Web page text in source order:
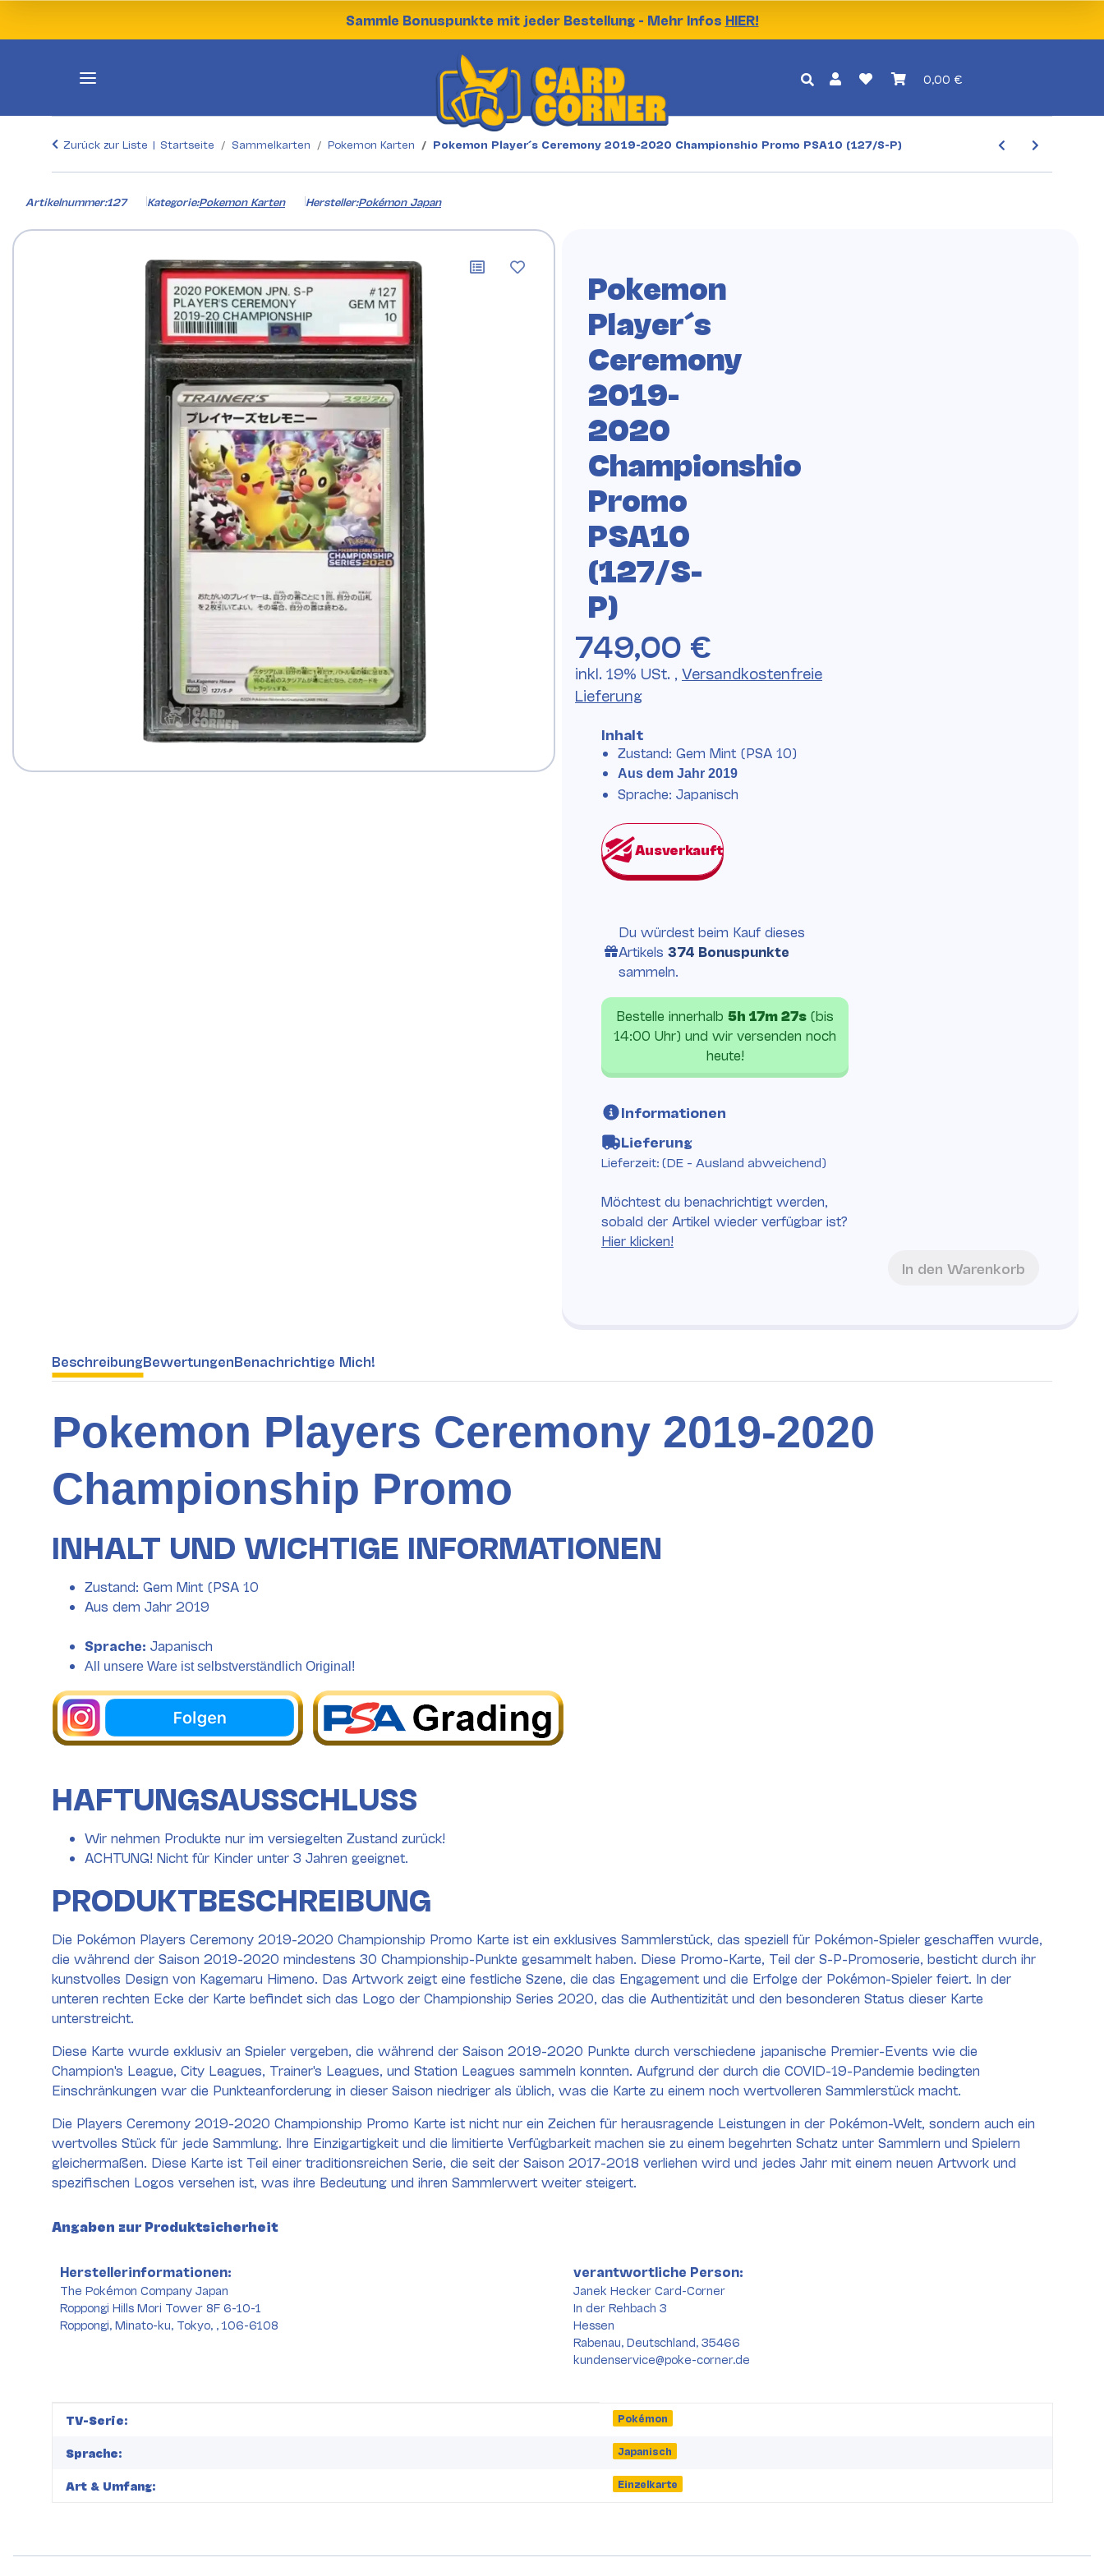
Sammle Bonuspunkte mit jeder Bestellung - Mehr Infos HIER!
0,00 €
Zurück zur Liste Startseite Sammelkarten Pokemon Karten Pokemon Player´s Ceremony 2019-2020 Championshio Promo PSA10 (127/S-P)
Artikelnummer:127 Kategorie:Pokemon Karten Hersteller:Pokémon Japan
Pokemon
Player´s
Ceremony
2019-
2020
Championshio
Promo
PSA10
(127/S-
P)
749,00 €
inkl. 19% USt. , Versandkostenfreie
Lieferung
Inhalt
Zustand: Gem Mint (PSA 10)
Aus dem Jahr 2019
Sprache: Japanisch
Möchtest du benachrichtigt werden,
sobald der Artikel wieder verfügbar ist?
Hier klicken!
In den Warenkorb
Bestelle innerhalb 5h 17m 26s (bis
14:00 Uhr) und wir versenden noch
heute!
Informationen
Lieferung
Lieferzeit: (DE - Ausland abweichend)
Du würdest beim Kauf dieses
Artikels 374 Bonuspunkte
sammeln.
weitere Registerkarten anzeigen
BeschreibungBewertungenBenachrichtige Mich!
Pokemon Players Ceremony 2019-2020
Championship Promo
INHALT UND WICHTIGE INFORMATIONEN
Zustand: Gem Mint (PSA 10
Aus dem Jahr 2019
Sprache: Japanisch
All unsere Ware ist selbstverständlich Original!
HAFTUNGSAUSSCHLUSS
Wir nehmen Produkte nur im versiegelten Zustand zurück!
ACHTUNG! Nicht für Kinder unter 3 Jahren geeignet.
PRODUKTBESCHREIBUNG
Die Pokémon Players Ceremony 2019-2020 Championship Promo Karte ist ein exklusives Sammlerstück, das speziell für Pokémon-Spieler geschaffen wurde,
die während der Saison 2019-2020 mindestens 30 Championship-Punkte gesammelt haben. Diese Promo-Karte, Teil der S-P-Promoserie, besticht durch ihr
kunstvolles Design von Kagemaru Himeno. Das Artwork zeigt eine festliche Szene, die das Engagement und die Erfolge der Pokémon-Spieler feiert. In der
unteren rechten Ecke der Karte befindet sich das Logo der Championship Series 2020, das die Authentizität und den besonderen Status dieser Karte
unterstreicht.
Diese Karte wurde exklusiv an Spieler vergeben, die während der Saison 2019-2020 Punkte durch verschiedene japanische Premier-Events wie die
Champion's League, City Leagues, Trainer's Leagues, und Station Leagues sammeln konnten. Aufgrund der durch die COVID-19-Pandemie bedingten
Einschränkungen war die Punkteanforderung in dieser Saison niedriger als üblich, was die Karte zu einem noch wertvolleren Sammlerstück macht.
Die Players Ceremony 2019-2020 Championship Promo Karte ist nicht nur ein Zeichen für herausragende Leistungen in der Pokémon-Welt, sondern auch ein
wertvolles Stück für jede Sammlung. Ihre Einzigartigkeit und die limitierte Verfügbarkeit machen sie zu einem begehrten Schatz unter Sammlern und Spielern
gleichermaßen. Diese Karte ist Teil einer traditionsreichen Serie, die seit der Saison 2017-2018 verliehen wird und jedes Jahr mit einem neuen Artwork und
spezifischen Logos versehen ist, was ihre Bedeutung und ihren Sammlerwert weiter steigert.
Angaben zur Produktsicherheit
Herstellerinformationen:
The Pokémon Company Japan
Roppongi Hills Mori Tower 8F 6-10-1
Roppongi, Minato-ku, Tokyo, , 106-6108
verantwortliche Person:
Janek Hecker Card-Corner
In der Rehbach 3
Hessen
Rabenau, Deutschland, 35466
kundenservice@poke-corner.de
Produkteigenschaft
Wert
TV-Serie: Pokémon
Sprache: Japanisch
Art & Umfang: Einzelkarte